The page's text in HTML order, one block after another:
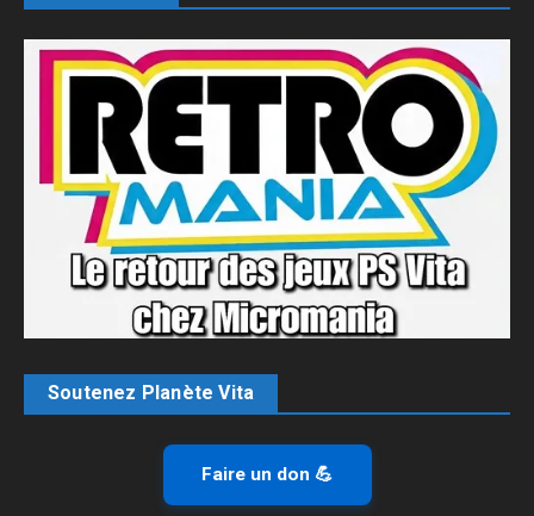
Soutenez Planète Vita
Faire un don 💪